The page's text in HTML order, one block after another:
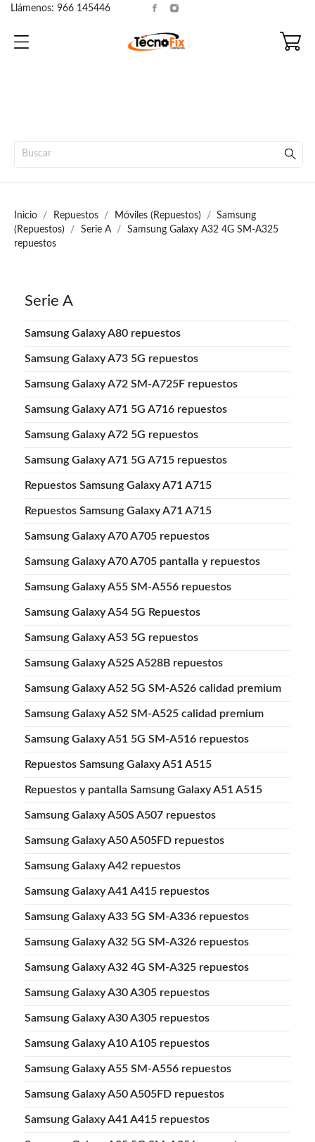
Llámenos: 966 145446
Inicio Repuestos Móviles (Repuestos)
Samsung
(Repuestos)
Serie A
Samsung Galaxy A32 4G SM-A325
repuestos
Serie A
Samsung Galaxy A80 repuestos
Samsung Galaxy A73 5G repuestos
Samsung Galaxy A72 SM-A725F repuestos
Samsung Galaxy A71 5G A716 repuestos
Samsung Galaxy A72 5G repuestos
Samsung Galaxy A71 5G A715 repuestos
Repuestos Samsung Galaxy A71 A715
Repuestos Samsung Galaxy A71 A715
Samsung Galaxy A70 A705 repuestos
Samsung Galaxy A70 A705 pantalla y repuestos
Samsung Galaxy A55 SM-A556 repuestos
Samsung Galaxy A54 5G Repuestos
Samsung Galaxy A53 5G repuestos
Samsung Galaxy A52S A528B repuestos
Samsung Galaxy A52 5G SM-A526 calidad premium
Samsung Galaxy A52 SM-A525 calidad premium
Samsung Galaxy A51 5G SM-A516 repuestos
Repuestos Samsung Galaxy A51 A515
Repuestos y pantalla Samsung Galaxy A51 A515
Samsung Galaxy A50S A507 repuestos
Samsung Galaxy A50 A505FD repuestos
Samsung Galaxy A42 repuestos
Samsung Galaxy A41 A415 repuestos
Samsung Galaxy A33 5G SM-A336 repuestos
Samsung Galaxy A32 5G SM-A326 repuestos
Samsung Galaxy A32 4G SM-A325 repuestos
Samsung Galaxy A30 A305 repuestos
Samsung Galaxy A30 A305 repuestos
Samsung Galaxy A10 A105 repuestos
Samsung Galaxy A55 SM-A556 repuestos
Samsung Galaxy A50 A505FD repuestos
Samsung Galaxy A41 A415 repuestos